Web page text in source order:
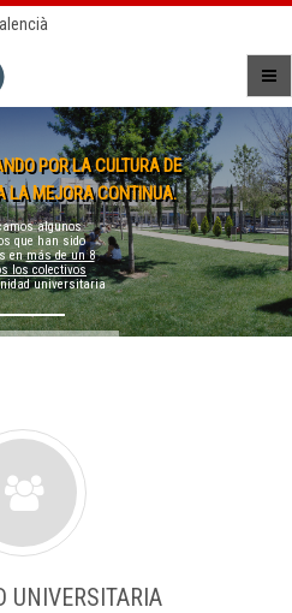
POR LA CULTURA DE
LA MEJORA CONTINUA.
algunos
que han sido
enmás de un 8
los colectivos
universitaria
UNIVERSITARIA